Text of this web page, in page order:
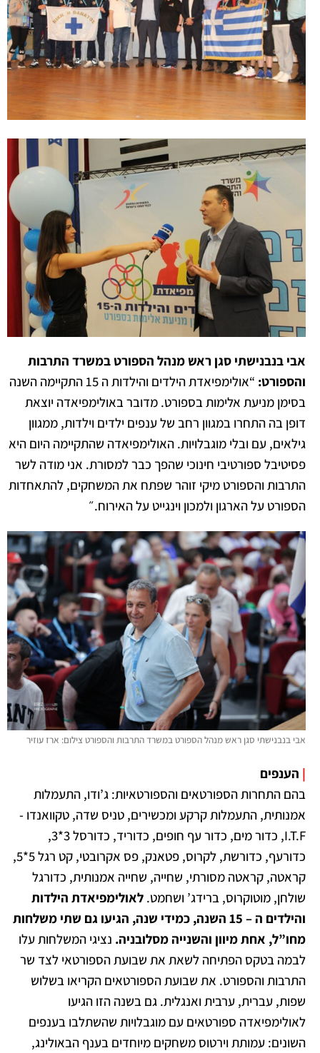
אבי בנבנישתי סגן ראש מנהל הספורט במשרד התרבות
והספורט:
“אולימפיאדת הילדים והילדות ה 15 התקיימה השנה
בסימן מניעת אלימות בספורט. מדובר באולימפיאדה יוצאת
דופן בה התחרו במגוון רחב של ענפים ילדים וילדות, ממגוון
גילאים, עם ובלי מוגבלויות. האולימפיאדה שהתקיימה היום היא
פסיטיבל ספורטיבי חינוכי שהפך כבר למסורת. אני מודה לשר
התרבות והספורט מיקי זוהר שפתח את המשחקים, להתאחדות
הספורט על הארגון ולמכון וינגייט על האירוח.״
אבי בנבנישתי סגן ראש מנהל הספורט במשרד התרבות והספורט צילום: ארז עוזיר
| הענפים
בהם התחרות הספורטאים והספורטאיות: ג’ודו, התעמלות
אמנותית, התעמלות קרקע ומכשירים, טניס שדה, טקוואנדו -
I.T.F, כדור מים, כדור עף חופים, כדוריד, כדורסל 3*3,
כדורעף, כדורשת, לקרוס, פטאנק, פס אקרובטי, קט רגל 5*5,
קראטה, קראטה מסורתי, שחייה, שחייה אמנותית, כדורגל
שולחן, מוטוקרוס, ברידג’ ושחמט. לאולימפיאדת הילדות
והילדים ה – 15 השנה, כמידי שנה, הגיעו גם שתי משלחות
מחו”ל, אחת מיוון והשנייה מסלובניה. נציגי המשלחות עלו
לבמה בטקס הפתיחה לשאת את שבועת הספורטאי לצד שר
התרבות והספורט. את שבועת הספורטאים הקריאו בשלוש
שפות, עברית, ערבית ואנגלית. גם בשנה הזו הגיעו
לאולימפיאדה ספורטאים עם מוגבלויות שהשתלבו בענפים
השונים: עמותת וירטוס משחקים מיוחדים בענף הבאולינג,